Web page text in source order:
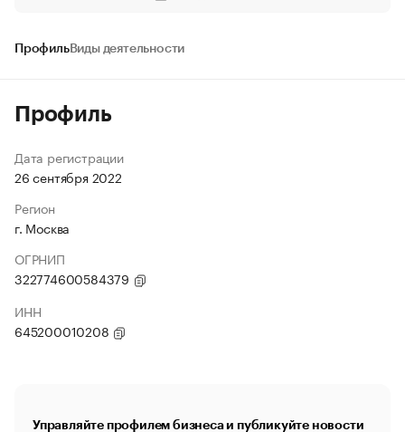
ПрофильВиды деятельности
Профиль
Дата регистрации
26 сентября 2022
Регион
г. Москва
ОГРНИП
322774600584379
ИНН
645200010208
Управляйте профилем бизнеса и публикуйте новости